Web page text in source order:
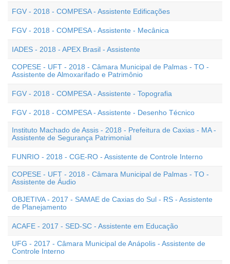
FGV - 2018 - COMPESA - Assistente Edificações
FGV - 2018 - COMPESA - Assistente - Mecânica
IADES - 2018 - APEX Brasil - Assistente
COPESE - UFT - 2018 - Câmara Municipal de Palmas - TO -
Assistente de Almoxarifado e Patrimônio
FGV - 2018 - COMPESA - Assistente - Topografia
FGV - 2018 - COMPESA - Assistente - Desenho Técnico
Instituto Machado de Assis - 2018 - Prefeitura de Caxias - MA -
Assistente de Segurança Patrimonial
FUNRIO - 2018 - CGE-RO - Assistente de Controle Interno
COPESE - UFT - 2018 - Câmara Municipal de Palmas - TO -
Assistente de Áudio
OBJETIVA - 2017 - SAMAE de Caxias do Sul - RS - Assistente
de Planejamento
ACAFE - 2017 - SED-SC - Assistente em Educação
UFG - 2017 - Câmara Municipal de Anápolis - Assistente de
Controle Interno